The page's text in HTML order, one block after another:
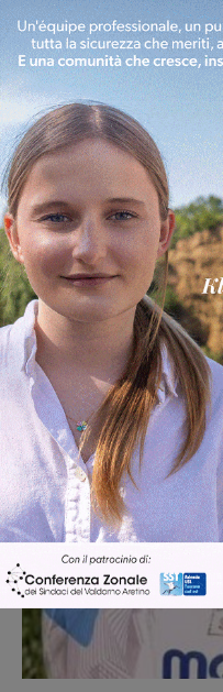
Il Terrranuova Traiana
battuto 3-1
nell’amichevole di
Grosseto
Calcio 8 Agosto 2026
Ultime Calcio